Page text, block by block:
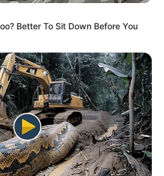
Better To Sit Down Before You